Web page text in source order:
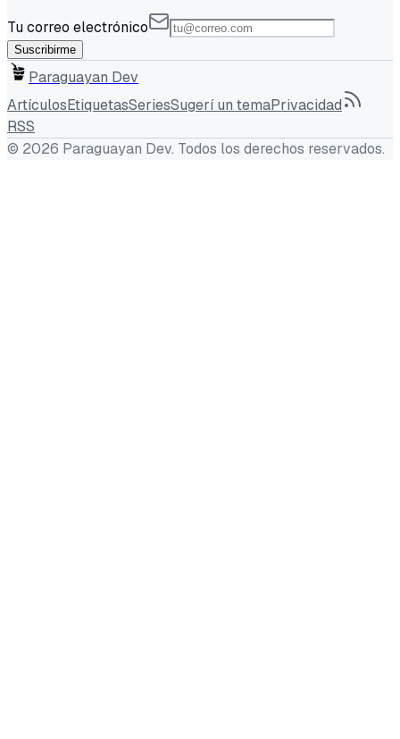
Tu correo electrónico
Suscribirme
Paraguayan Dev
ArtículosEtiquetasSeriesSugerí un temaPrivacidad
RSS
© 2026 Paraguayan Dev. Todos los derechos reservados.